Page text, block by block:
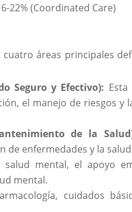
22% (Coordinated Care)
áreas principales
Seguro y Efectivo):
el manejo de riesgos y
de la
de enfermedades y la
salud mental, el apoyo
mental.
cuidados